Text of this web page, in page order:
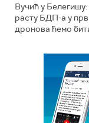
Вучић у
расту БДП-а у
дронова ћемо